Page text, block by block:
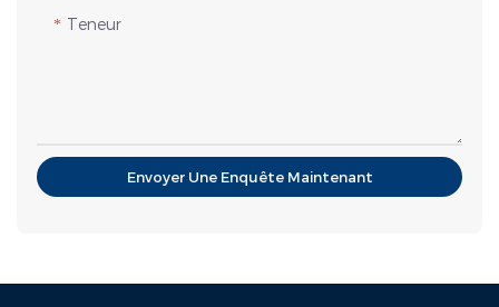
Teneur
Envoyer Une Enquête Maintenant